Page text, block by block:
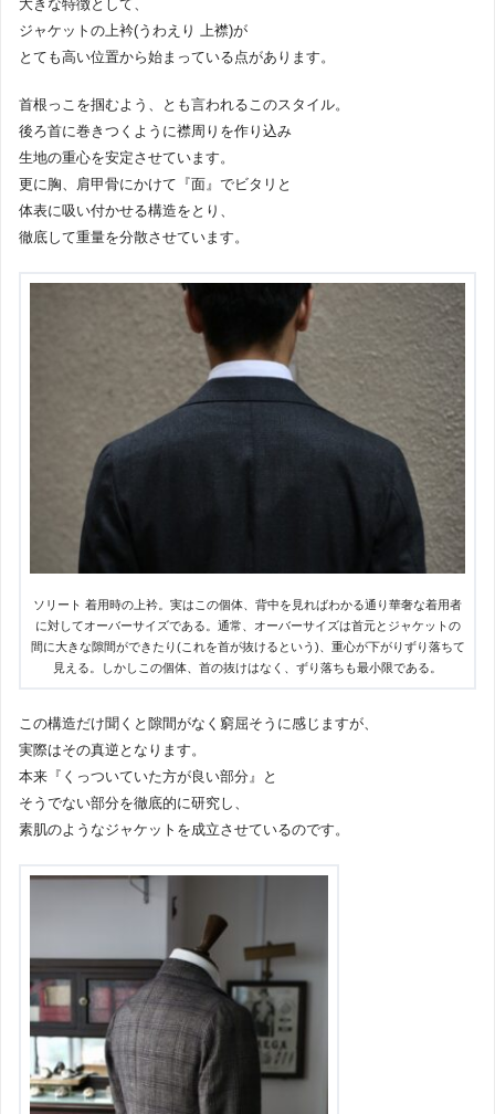
大きな特徴として、
ジャケットの上衿(うわえり 上襟)が
とても高い位置から始まっている点があります。
首根っこを掴むよう、とも言われるこのスタイル。
後ろ首に巻きつくように襟周りを作り込み
生地の重心を安定させています。
更に胸、肩甲骨にかけて『面』でビタリと
体表に吸い付かせる構造をとり、
徹底して重量を分散させています。
ソリート 着用時の上衿。実はこの個体、背中を見ればわかる通り華奢な着用者
に対してオーバーサイズである。通常、オーバーサイズは首元とジャケットの
間に大きな隙間ができたり(これを首が抜けるという)、重心が下がりずり落ちて
見える。しかしこの個体、首の抜けはなく、ずり落ちも最小限である。
この構造だけ聞くと隙間がなく窮屈そうに感じますが、
実際はその真逆となります。
本来『くっついていた方が良い部分』と
そうでない部分を徹底的に研究し、
素肌のようなジャケットを成立させているのです。